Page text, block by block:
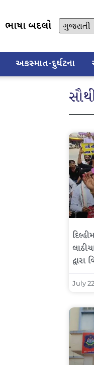
ભાષા બદલો
અકસ્માત-દુર્ઘટના
July